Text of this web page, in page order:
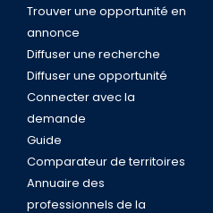
Trouver une opportunité en
annonce
Diffuser une recherche
Diffuser une opportunité
Connecter avec la
demande
Guide
Comparateur de territoires
Annuaire des
professionnels de la